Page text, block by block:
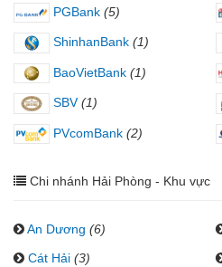
PGBank (5)
ShinhanBank (1)
BaoVietBank (1)
SBV (1)
PVcomBank (2)
Chi nhánh Hải Phòng - Khu vực
An Dương (6)
Cát Hải (3)